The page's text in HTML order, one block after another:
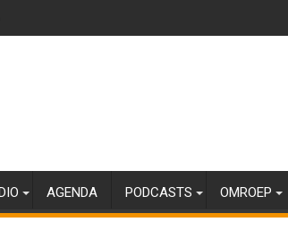
AGENDA PODCASTS OMROEP